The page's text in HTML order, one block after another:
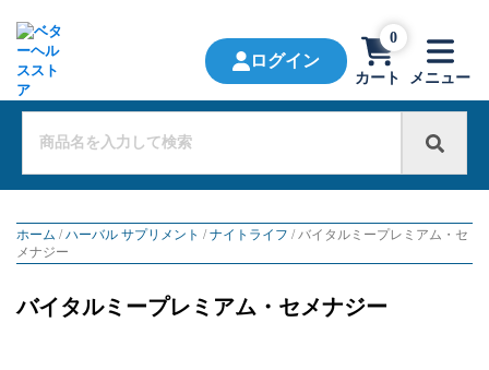
ログイン
カート
0
メニュー
ホーム /ハーバル サプリメント /ナイトライフ / バイタルミープレミアム・セ
メナジー
バイタルミープレミアム・セメナジー